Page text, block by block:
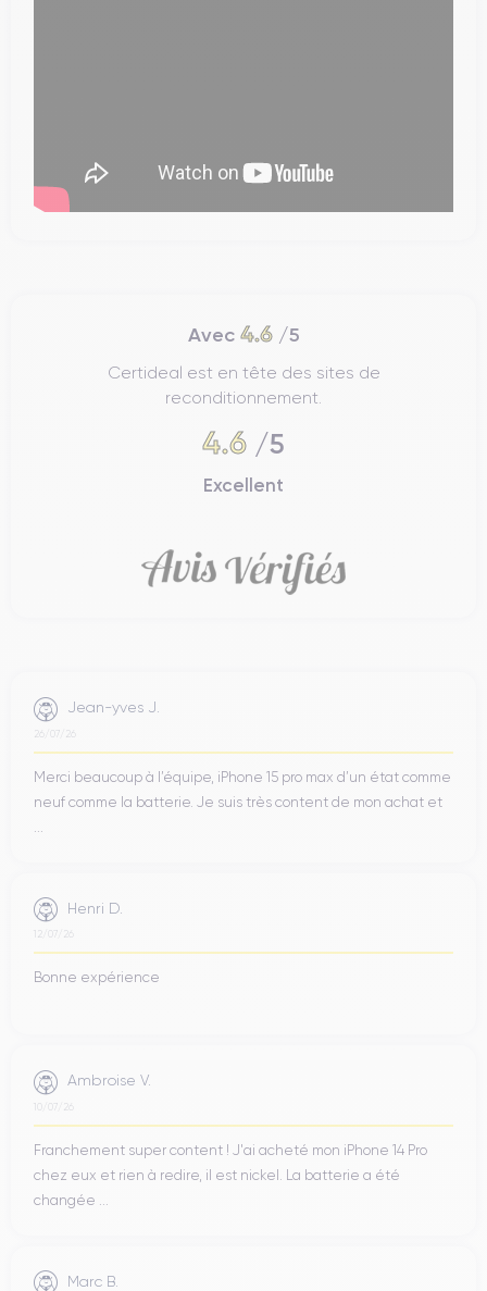
Avec 4.6/5
Certideal est en tête des sites de
reconditionnement.
4.6 /5
Excellent
Jean-yves J.
26/07/26
Merci beaucoup à l’équipe, iPhone 15 pro max d’un état comme
neuf comme la batterie. Je suis très content de mon achat et
Henri D.
12/07/26
Bonne expérience
Ambroise V.
10/07/26
Franchement super content ! J'ai acheté mon iPhone 14 Pro
chez eux et rien à redire, il est nickel. La batterie a été
changée ...
Marc B.